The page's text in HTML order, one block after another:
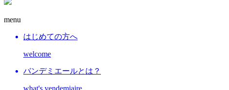
menu
はじめての方へ
welcome
バンデミエールとは？
what's vendemiaire